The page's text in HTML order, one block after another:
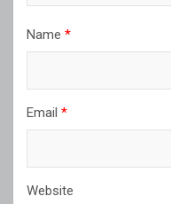
Name *
Email *
Website